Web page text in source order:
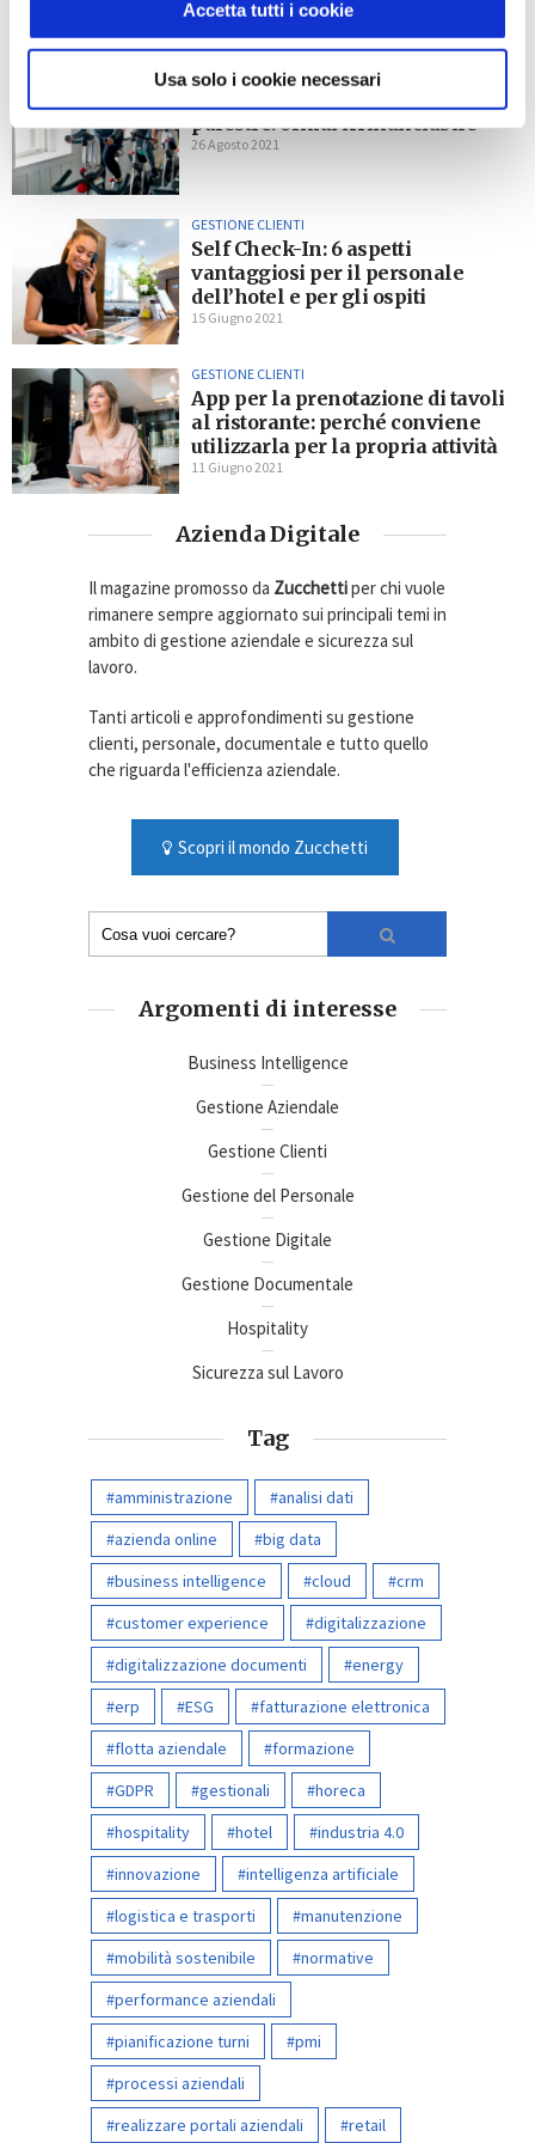
Accetta tutti i cookie
Usa solo i cookie necessari
Ti potrebbe interessare
GESTIONE CLIENTI HOSPITALITY
palestre: ormai irrinunciabile
26 Agosto 2021
GESTIONE CLIENTI
Self Check-In: 6 aspetti
vantaggiosi per il personale
dell’hotel e per gli ospiti
15 Giugno 2021
GESTIONE CLIENTI
App per la prenotazione di tavoli
al ristorante: perché conviene
utilizzarla per la propria attività
11 Giugno 2021
Azienda Digitale
Il magazine promosso da Zucchettiper chi vuole
rimanere sempre aggiornato sui principali temi in
ambito di gestione aziendale e sicurezza sul
lavoro.
Tanti articoli e approfondimenti su gestione
clienti, personale, documentale e tutto quello
che riguarda l'efficienza aziendale.
Scopri il mondo Zucchetti
Argomenti di interesse
Business Intelligence
Gestione Aziendale
Gestione Clienti
Gestione del Personale
Gestione Digitale
Gestione Documentale
Hospitality
Sicurezza sul Lavoro
Tag
amministrazione
analisi dati
azienda online
big data
business intelligence
cloud
crm
customer experience
digitalizzazione
digitalizzazione documenti
energy
erp
ESG
fatturazione elettronica
flotta aziendale
formazione
GDPR
gestionali
horeca
hospitality
hotel
industria 4.0
innovazione
intelligenza artificiale
logistica e trasporti
manutenzione
mobilità sostenibile
normative
performance aziendali
pianificazione turni
pmi
processi aziendali
realizzare portali aziendali
retail